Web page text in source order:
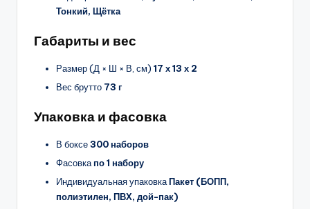
Тонкий, Щётка
Габариты и вес
Размер (Д × Ш × В, см) 17 х 13 х 2
Вес брутто 73 г
Упаковка и фасовка
В боксе300 наборов
Фасовкапо 1 набору
Индивидуальная упаковкаПакет (БОПП,
полиэтилен, ПВХ, дой-пак)